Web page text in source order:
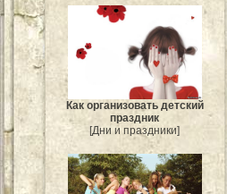
Как организовать детский
праздник
[Дни и праздники]